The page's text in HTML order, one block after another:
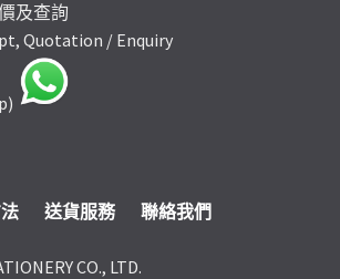
及查詢
Quotation / Enquiry
送貨服務 聯絡我們
CO., LTD.